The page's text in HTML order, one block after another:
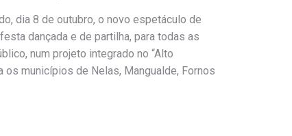
dia 8 de outubro, o novo espetáculo de
dançada e de partilha, para todas as
num projeto integrado no “Alto
os municípios de Nelas, Mangualde, Fornos